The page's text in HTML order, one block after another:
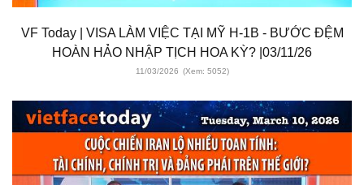
VF Today | VISA LÀM VIỆC TẠI MỸ H-1B - BƯỚC ĐỆM
HOÀN HẢO NHẬP TỊCH HOA KỲ? |03/11/26
11/03/2026 (Xem: 5052)